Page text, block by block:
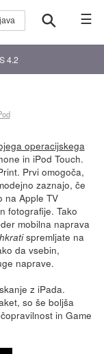
☰
4.2
operacijskega
in iPod Touch.
Prvi omogoča,
zaznajo, če
na Apple TV
fotografije. Tako
mobilna naprava
hkratispremljate na
da vsebin,
naprave.
z iPada.
so še boljša
in Game